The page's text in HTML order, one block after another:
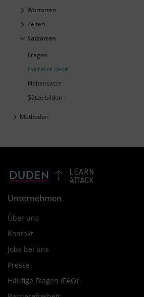
Wortarten
Zeiten
Satzarten
Fragen
Indirekte Rede
Nebensätze
Sätze bilden
Methoden
Unternehmen
Über uns
Kontakt
Jobs bei uns
Presse
Häufige Fragen (FAQ)